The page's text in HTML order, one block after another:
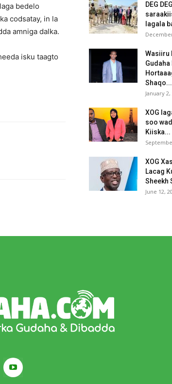
bedelo
codsatay, in la
amniga dalka.
isku taagto
DEG
lagala
Wasiiru
Shaqo...
January 2,
XOG
soo
Kiiska...
XOG
Lacag
Sheekh
June 12,